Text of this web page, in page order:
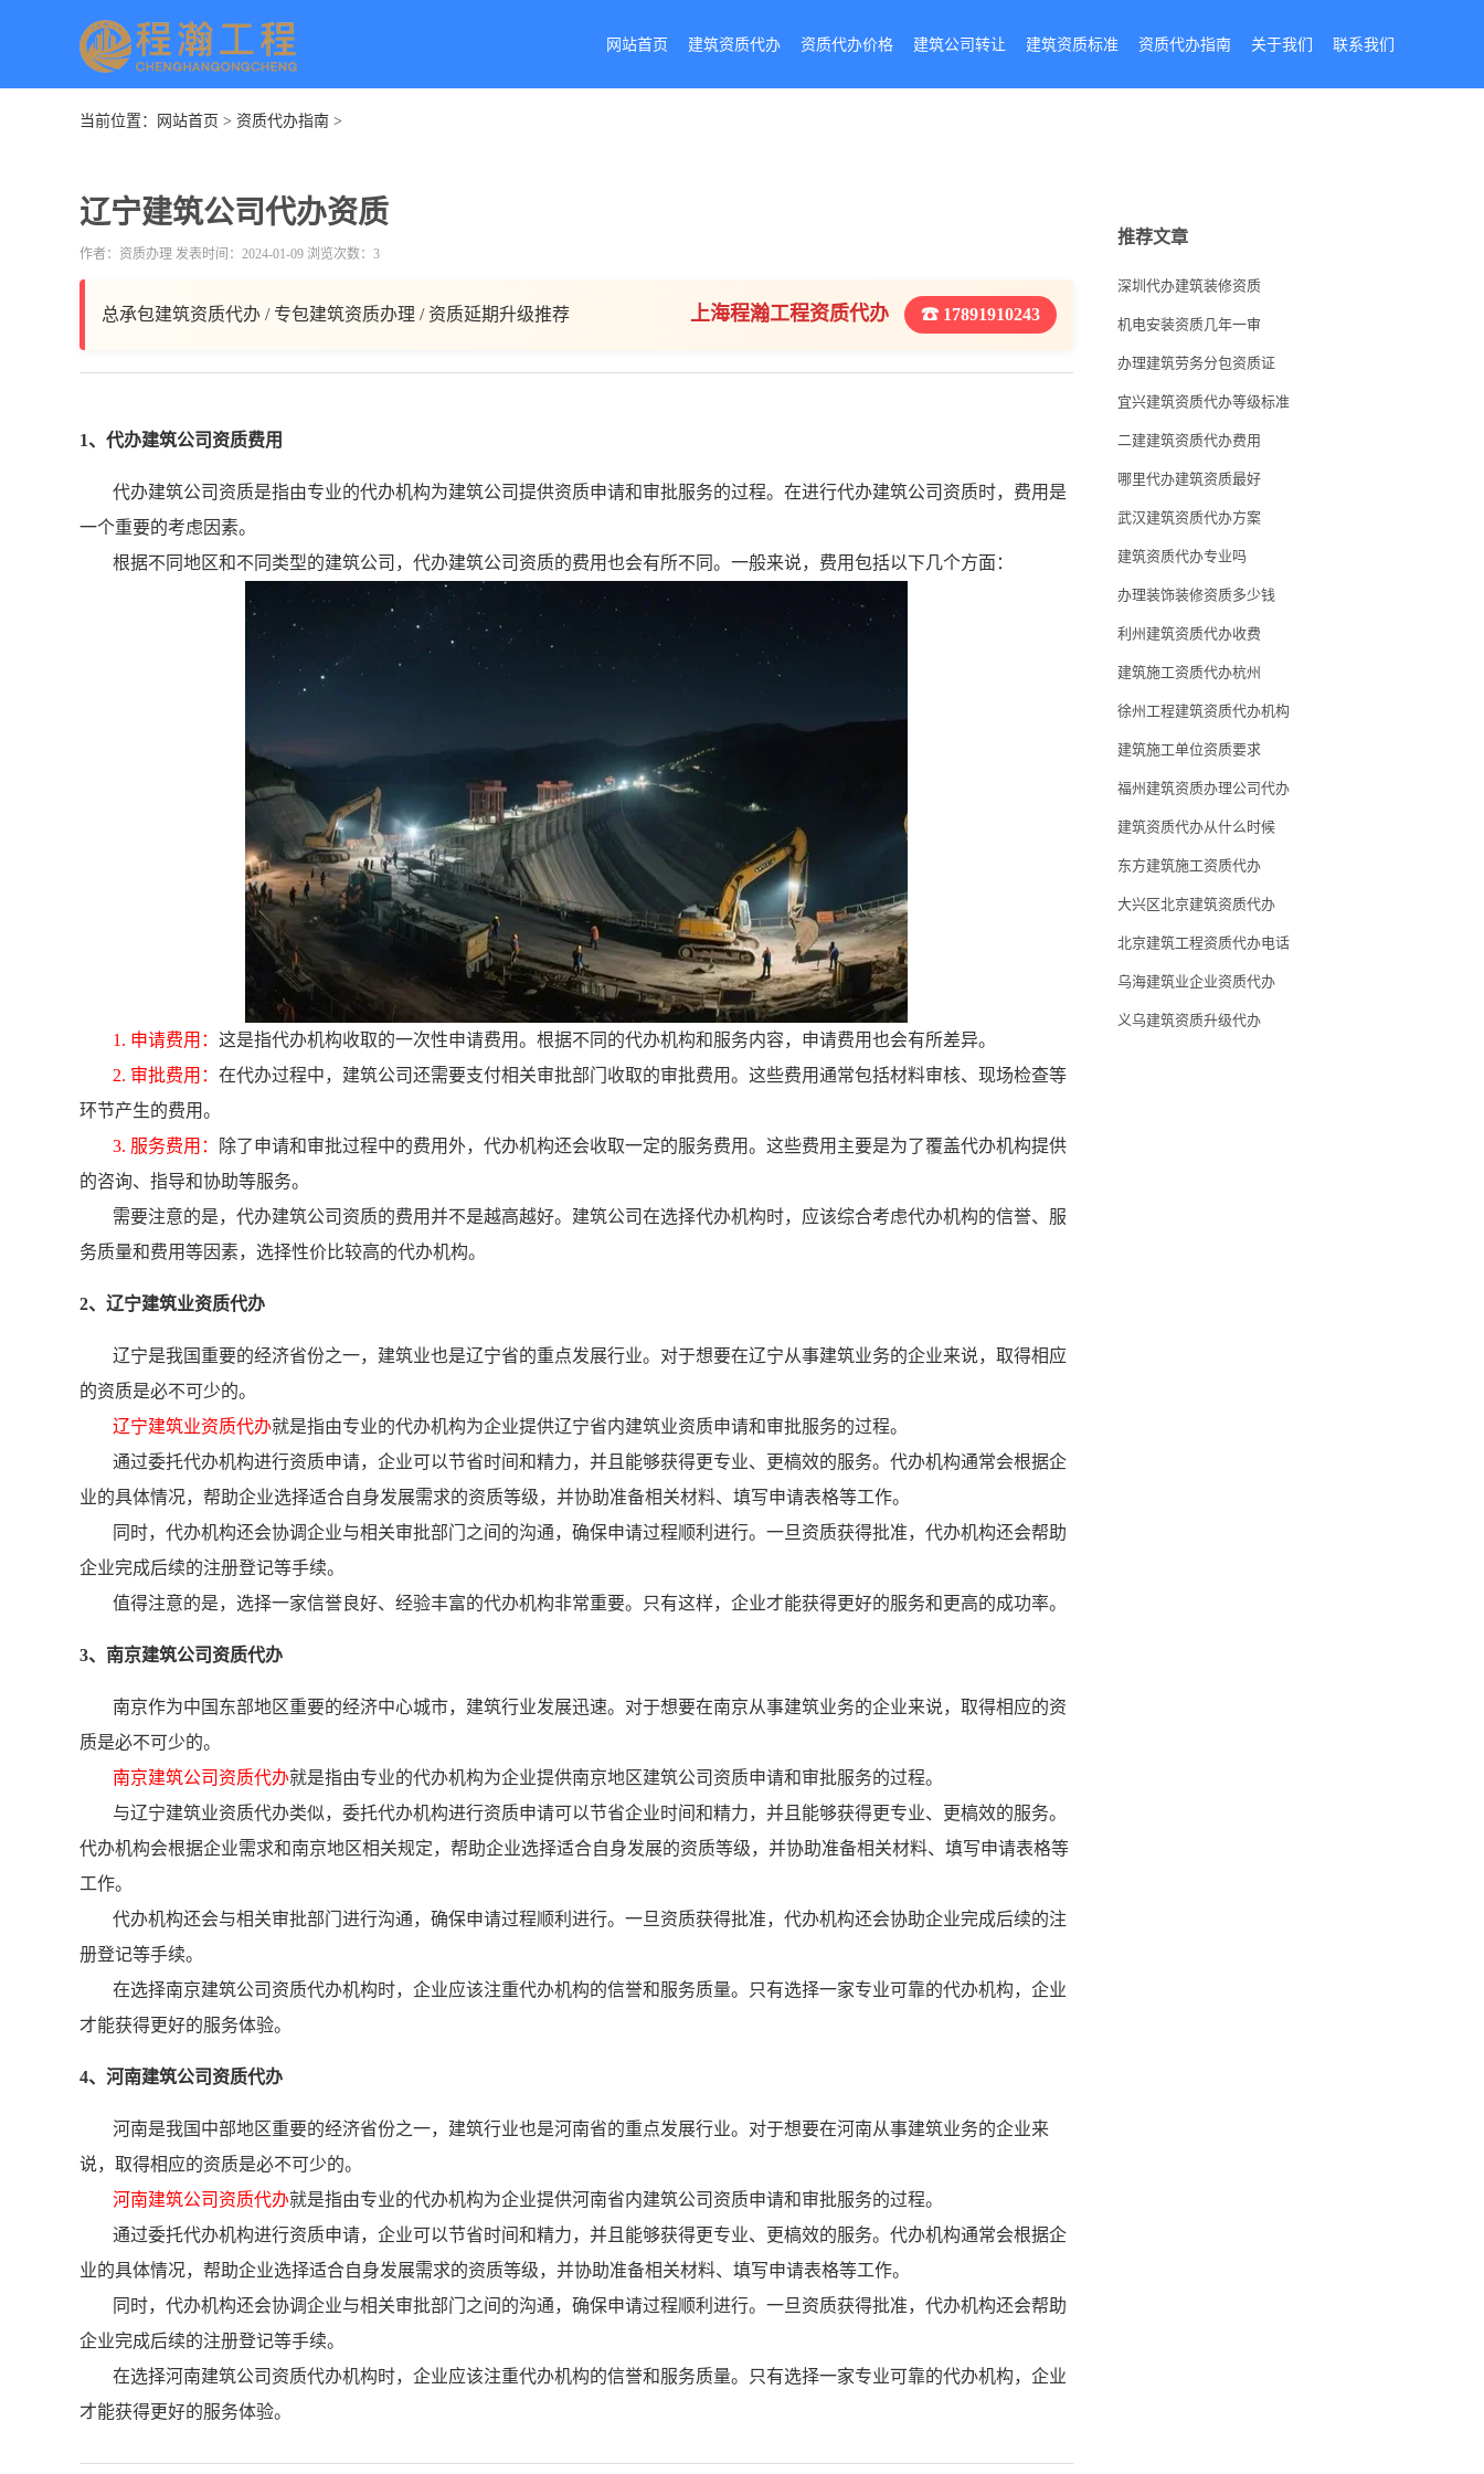
网站首页 建筑资质代办 资质代办价格 建筑公司转让 建筑资质标准 资质代办指南 关于我们 联系我们
当前位置： 网站首页 > 资质代办指南 >
辽宁建筑公司代办资质
作者：资质办理 发表时间：2024-01-09 浏览次数：3
总承包建筑资质代办 / 专包建筑资质办理 / 资质延期升级推荐 上海程瀚工程资质代办 ☎ 17891910243
1、代办建筑公司资质费用
代办建筑公司资质是指由专业的代办机构为建筑公司提供资质申请和审批服务的过程。在进行代办建筑公司资质时，费用是
一个重要的考虑因素。
根据不同地区和不同类型的建筑公司，代办建筑公司资质的费用也会有所不同。一般来说，费用包括以下几个方面：
1. 申请费用： 这是指代办机构收取的一次性申请费用。根据不同的代办机构和服务内容，申请费用也会有所差异。
2. 审批费用： 在代办过程中，建筑公司还需要支付相关审批部门收取的审批费用。这些费用通常包括材料审核、现场检查等
环节产生的费用。
3. 服务费用：
除了申请和审批过程中的费用外，代办机构还会收取一定的服务费用。这些费用主要是为了覆盖代办机构提供
的咨询、指导和协助等服务。
需要注意的是，代办建筑公司资质的费用并不是越高越好。建筑公司在选择代办机构时，应该综合考虑代办机构的信誉、服
务质量和费用等因素，选择性价比较高的代办机构。
2、辽宁建筑业资质代办
辽宁是我国重要的经济省份之一，建筑业也是辽宁省的重点发展行业。对于想要在辽宁从事建筑业务的企业来说，取得相应
的资质是必不可少的。
辽宁建筑业资质代办就是指由专业的代办机构为企业提供辽宁省内建筑业资质申请和审批服务的过程。
通过委托代办机构进行资质申请，企业可以节省时间和精力，并且能够获得更专业、更槁效的服务。代办机构通常会根据企
业的具体情况，帮助企业选择适合自身发展需求的资质等级，并协助准备相关材料、填写申请表格等工作。
同时，代办机构还会协调企业与相关审批部门之间的沟通，确保申请过程顺利进行。一旦资质获得批准，代办机构还会帮助
企业完成后续的注册登记等手续。
值得注意的是，选择一家信誉良好、经验丰富的代办机构非常重要。只有这样，企业才能获得更好的服务和更高的成功率。
3、南京建筑公司资质代办
南京作为中国东部地区重要的经济中心城市，建筑行业发展迅速。对于想要在南京从事建筑业务的企业来说，取得相应的资
质是必不可少的。
南京建筑公司资质代办就是指由专业的代办机构为企业提供南京地区建筑公司资质申请和审批服务的过程。
与辽宁建筑业资质代办类似，委托代办机构进行资质申请可以节省企业时间和精力，并且能够获得更专业、更槁效的服务。
代办机构会根据企业需求和南京地区相关规定，帮助企业选择适合自身发展的资质等级，并协助准备相关材料、填写申请表格等
工作。
代办机构还会与相关审批部门进行沟通，确保申请过程顺利进行。一旦资质获得批准，代办机构还会协助企业完成后续的注
册登记等手续。
在选择南京建筑公司资质代办机构时，企业应该注重代办机构的信誉和服务质量。只有选择一家专业可靠的代办机构，企业
才能获得更好的服务体验。
4、河南建筑公司资质代办
河南是我国中部地区重要的经济省份之一，建筑行业也是河南省的重点发展行业。对于想要在河南从事建筑业务的企业来
说，取得相应的资质是必不可少的。
河南建筑公司资质代办就是指由专业的代办机构为企业提供河南省内建筑公司资质申请和审批服务的过程。
通过委托代办机构进行资质申请，企业可以节省时间和精力，并且能够获得更专业、更槁效的服务。代办机构通常会根据企
业的具体情况，帮助企业选择适合自身发展需求的资质等级，并协助准备相关材料、填写申请表格等工作。
同时，代办机构还会协调企业与相关审批部门之间的沟通，确保申请过程顺利进行。一旦资质获得批准，代办机构还会帮助
企业完成后续的注册登记等手续。
在选择河南建筑公司资质代办机构时，企业应该注重代办机构的信誉和服务质量。只有选择一家专业可靠的代办机构，企业
才能获得更好的服务体验。
推荐文章
深圳代办建筑装修资质
机电安装资质几年一审
办理建筑劳务分包资质证
宜兴建筑资质代办等级标准
二建建筑资质代办费用
哪里代办建筑资质最好
武汉建筑资质代办方案
建筑资质代办专业吗
办理装饰装修资质多少钱
利州建筑资质代办收费
建筑施工资质代办杭州
徐州工程建筑资质代办机构
建筑施工单位资质要求
福州建筑资质办理公司代办
建筑资质代办从什么时候
东方建筑施工资质代办
大兴区北京建筑资质代办
北京建筑工程资质代办电话
乌海建筑业企业资质代办
义乌建筑资质升级代办